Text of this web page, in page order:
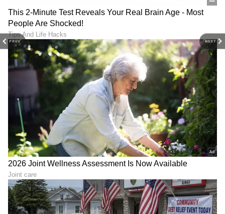
PREV NEXT
6
6
Image Credit : Asianet News
ರೋಹಿತ್ ಶರ್ಮಾ ಫಾರ್ಮ್
ಐಪಿಎಲ್ ಟೂರ್ನಿಯಲ್ಲೂ ಮುಂಬೈ ಇಂಡಿಯನ್ಸ್ ಪರ
ನಿರೀಕ್ಷಿತ ಹೋರಾಟ ನೀಡಿರಲಿಲ್ಲ. ಹೀಗಾಗಿ ರೋಹಿತ್ ಶರ್ಮಾ
ಫಾರ್ಮ್ ಕುರಿತು ಹಲವು ಅನುಮಾನ ಮೂಡಿತ್ತು. ಇದರ
ಬೆನ್ನಲ್ಲೇ ಆಫ್ಘಾನಿಸ್ತಾನ ವಿರುದ್ಧ ಮೊದಲ ಪಂದ್ಯದಲ್ಲಿ 16 ರನ್